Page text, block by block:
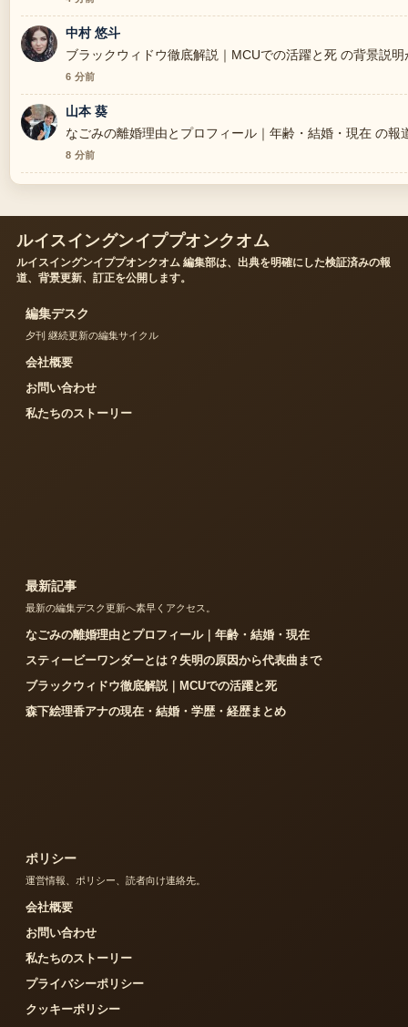
中村 悠斗
ブラックウィドウ徹底解説｜MCUでの活躍と死 の背景説
6 分前
山本 葵
なごみの離婚理由とプロフィール｜年齢・結婚・現在 の
8 分前
ルイスイングンイププオンクオム
ルイスイングンイププオンクオム 編集部は、出典を明確にした検証済みの報
道、背景更新、訂正を公開します。
編集デスク
夕刊 継続更新の編集サイクル
会社概要
お問い合わせ
私たちのストーリー
最新記事
最新の編集デスク更新へ素早くアクセス。
なごみの離婚理由とプロフィール｜年齢・結婚・現在
スティービーワンダーとは？失明の原因から代表曲まで
ブラックウィドウ徹底解説｜MCUでの活躍と死
森下絵理香アナの現在・結婚・学歴・経歴まとめ
ポリシー
運営情報、ポリシー、読者向け連絡先。
会社概要
お問い合わせ
私たちのストーリー
プライバシーポリシー
クッキーポリシー